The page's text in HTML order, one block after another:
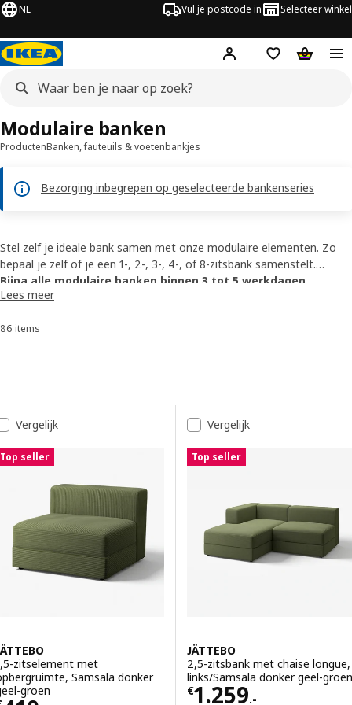
NL Vul je postcode in Selecteer winkel
Hej! Log in
ProductenBanken, fauteuils & voetenbankjes
Bezorging inbegrepen op geselecteerde bankenseries
Modulaire banken
Stel zelf je ideale bank samen met onze modulaire elementen. Zo
bepaal je zelf of je een 1-, 2-, 3-, 4-, of 8-zitsbank samenstelt.
Aanpasbaar aan ieders wens, voor alle gezinsgroottes. Met een
linkse hoek of rechtse hoek? Hulp nodig? Bekijk onze
Bijna alle modulaire banken binnen 3 tot 5 werkdagen
bezorgd of direct op te halen bij een winkel met voorraad.
banken.
Lees meer
Sorteren en filteren
86 items
Resultatenlijst
Vergelijk
Top seller
zitselement met
Samsala donker
groen
Vergelijk
Top seller
JÄTTEBO
2,5-zitsbank met chaise longue,
links/Samsala donker geel-groen
€1.259.-
Prijs € 1259.-